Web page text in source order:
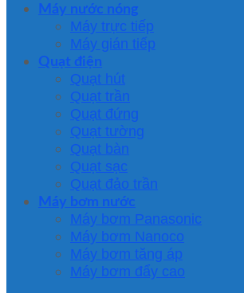
Máy nước nóng
Máy trực tiếp
Máy gián tiếp
Quạt điện
Quạt hút
Quạt trần
Quạt đứng
Quạt tường
Quạt bàn
Quạt sạc
Quạt đảo trần
Máy bơm nước
Máy bơm Panasonic
Máy bơm Nanoco
Máy bơm tăng áp
Máy bơm đẩy cao